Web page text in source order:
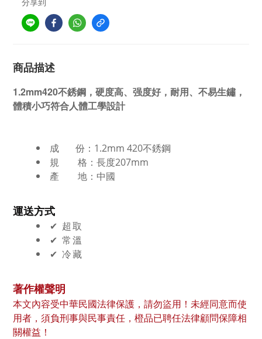
商品描述
1.2mm420不銹鋼，硬度高、强度好，耐用、不易生鏽，
體積小巧符合人體工學設計
成 份： 1.2mm 420不銹鋼
規
格 ：長度207mm
產 地：中國
運送方式
✔︎ 超取
✔︎ 常溫
✔︎ 冷藏
著作權聲明
本文內容受中華民國法律保護，請勿盜用！未經同意而使
用者，須負刑事與民事責任，橙品已聘任法律顧問保障相
關權益！